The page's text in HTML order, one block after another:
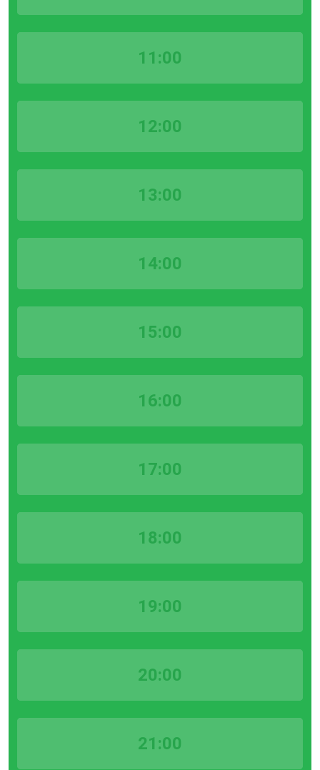
11:00
12:00
13:00
14:00
15:00
16:00
17:00
18:00
19:00
20:00
21:00